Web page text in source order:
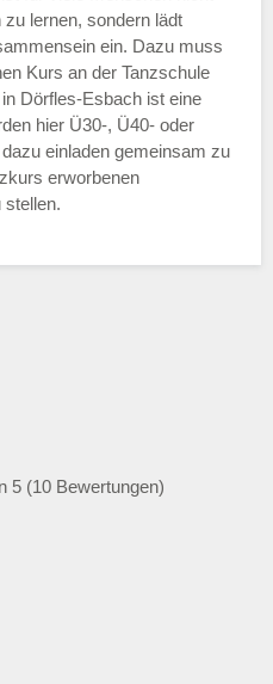
lernen, sondern lädt
ein. Dazu muss
Kurs an der Tanzschule
Dörfles-Esbach ist eine
hier Ü30-, Ü40- oder
einladen gemeinsam zu
erworbenen
stellen.
5 (10 Bewertungen)